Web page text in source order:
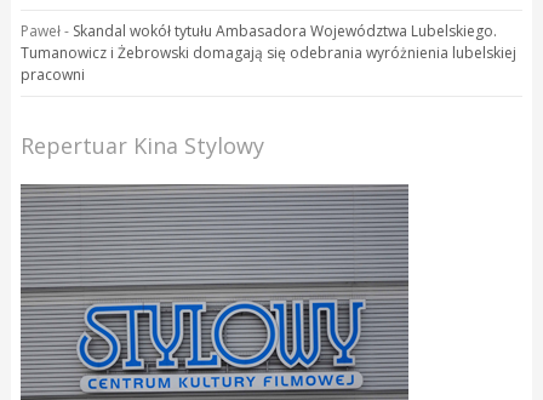
Paweł- Skandal wokół tytułu Ambasadora Województwa Lubelskiego.
Tumanowicz i Żebrowski domagają się odebrania wyróżnienia lubelskiej
pracowni
Repertuar Kina Stylowy